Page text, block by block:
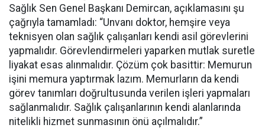
Sağlık Sen Genel Başkanı Demircan, açıklamasını şu
çağrıyla tamamladı: “Unvanı doktor, hemşire veya
teknisyen olan sağlık çalışanları kendi asil görevlerini
yapmalıdır. Görevlendirmeleri yaparken mutlak suretle
liyakat esas alınmalıdır. Çözüm çok basittir: Memurun
işini memura yaptırmak lazım. Memurların da kendi
görev tanımları doğrultusunda verilen işleri yapmaları
sağlanmalıdır. Sağlık çalışanlarının kendi alanlarında
nitelikli hizmet sunmasının önü açılmalıdır.”